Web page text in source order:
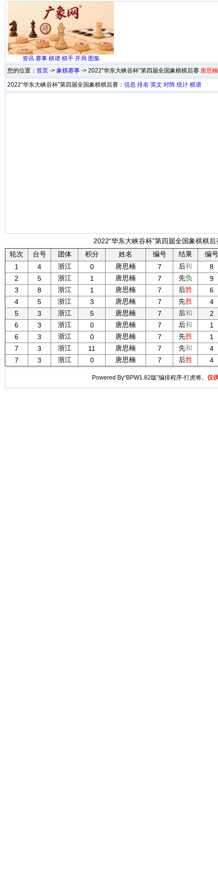
资讯 赛事 棋谱 棋手 开局 图集
您的位置： 首页 -> 象棋赛事 -> 2022“华东大峡谷杯”第四届全国象棋棋后赛 唐思楠
2022“华东大峡谷杯”第四届全国象棋棋后赛： 信息 排名 英文 对阵 统计 棋谱
2022“华东大峡谷杯”第四届全国象棋棋
轮次
台号 团体 积分 姓名 编号 结果
编号
1
4 浙江 0 唐思楠 7 后和
8
2
5 浙江 1 唐思楠 7 先负
9
3
8 浙江 1 唐思楠 7 后胜
6
4
5 浙江 3 唐思楠 7 先胜
4
5
3 浙江 5 唐思楠 7 后和
2
6
3 浙江 0 唐思楠 7 后和
1
6
3 浙江 0 唐思楠 7 先胜
1
7
3 浙江 11 唐思楠 7 先和
4
7
3 浙江 0 唐思楠 7 后胜 4
Powered By“BPW1.82版”编排程序-打虎将。 仅